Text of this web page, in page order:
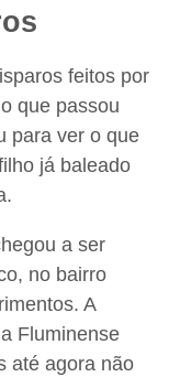
feitos por
que passou
para ver o que
já baleado
a ser
no bairro
A
Fluminense
até agora não